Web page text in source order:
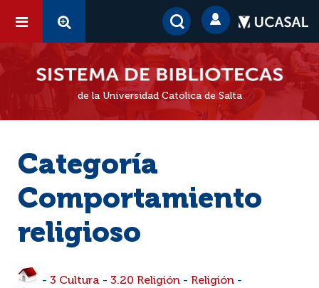
de la Universidad Católica de Salta
Categoría
Comportamiento
religioso
- 3 Cultura - 3.20 Religión - Religión -